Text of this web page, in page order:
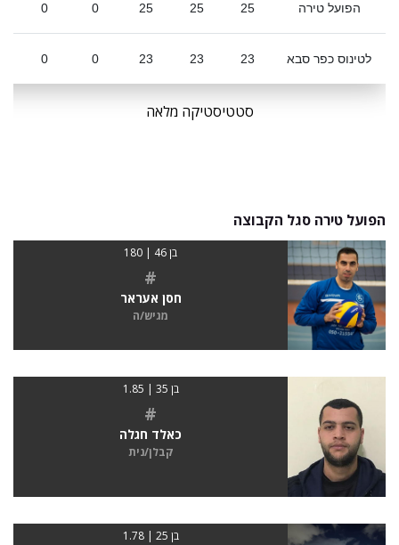
הפועל טירה 25
25
25
0
0
לטינוס כפר סבא 23
23
23
0
0
סטטיסטיקה מלאה
הפועל טירה סגל הקבוצה
בן 46 | 180
#
חסן אעראר
מגיש/ה
בן 35 | 1.85
#
כאלד חגלה
קבלן/נית
בן 25 | 1.78